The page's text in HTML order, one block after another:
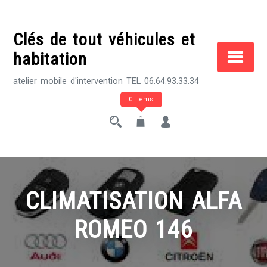
contentClés de tout véhicules et
habitation
atelier mobile d'intervention TEL 06.64.93.33.34
0 items
CLIMATISATION ALFA
ROMEO 146